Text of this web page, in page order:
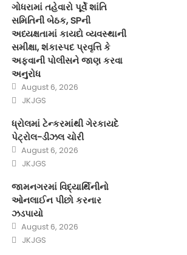
ગોધરામાં તહેવારો પૂર્વે શાંતિ
સમિતિની બેઠક, SPની
અધ્યક્ષતામાં કાયદો વ્યવસ્થાની
સમીક્ષા, શંકાસ્પદ પ્રવૃત્તિ કે
અફવાની પોલીસને જાણ કરવા
અનુરોધ
Posted
on
August 6, 2026
Author
JKJGS
ધ્રોલમાં ટેન્કરમાંથી ગેરકાયદે
પેટ્રોલ-ડીઝલ ચોરી
Posted
on
August 6, 2026
Author
JKJGS
જામનગરમાં વિદ્યાર્થિનીનો
ઓનલાઈન પીછો કરનાર
ઝડપાયો
Posted
on
August 6, 2026
Author
JKJGS